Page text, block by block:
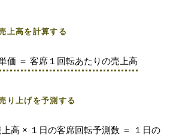
上高を計算する
価 ＝ 客席１回転あたりの売上高
り上げを予測する
高 × １日の客席回転予測数 ＝ １日の